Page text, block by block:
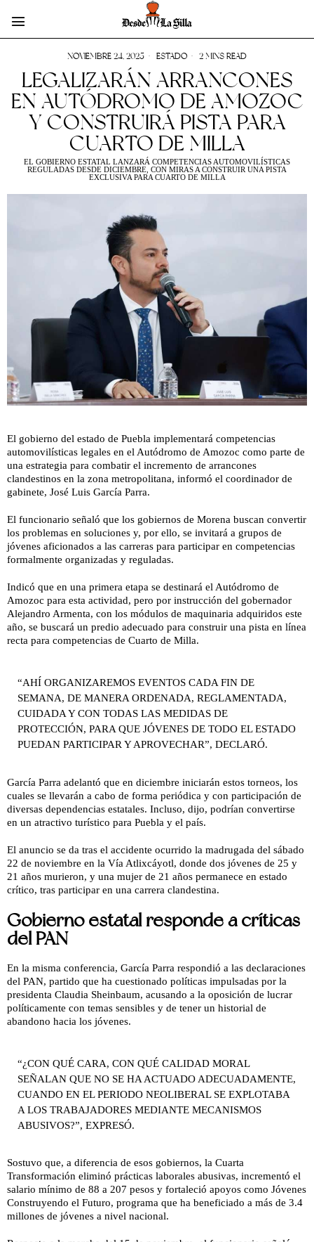
NOVIEMBRE 24, 2025 ESTADO 2 MINS READ
LEGALIZARÁN ARRANCONES
EN AUTÓDROMO DE AMOZOC
Y CONSTRUIRÁ PISTA PARA
CUARTO DE MILLA
EL GOBIERNO ESTATAL LANZARÁ COMPETENCIAS AUTOMOVILÍSTICAS
REGULADAS DESDE DICIEMBRE, CON MIRAS A CONSTRUIR UNA PISTA
EXCLUSIVA PARA CUARTO DE MILLA
El gobierno del estado de Puebla implementará competencias
automovilísticas legales en el Autódromo de Amozoc como parte de
una estrategia para combatir el incremento de arrancones
clandestinos en la zona metropolitana, informó el coordinador de
gabinete, José Luis García Parra.
El funcionario señaló que los gobiernos de Morena buscan convertir
los problemas en soluciones y, por ello, se invitará a grupos de
jóvenes aficionados a las carreras para participar en competencias
formalmente organizadas y reguladas.
Indicó que en una primera etapa se destinará el Autódromo de
Amozoc para esta actividad, pero por instrucción del gobernador
Alejandro Armenta, con los módulos de maquinaria adquiridos este
año, se buscará un predio adecuado para construir una pista en línea
recta para competencias de Cuarto de Milla.
“AHÍ ORGANIZAREMOS EVENTOS CADA FIN DE
SEMANA, DE MANERA ORDENADA, REGLAMENTADA,
CUIDADA Y CON TODAS LAS MEDIDAS DE
PROTECCIÓN, PARA QUE JÓVENES DE TODO EL ESTADO
PUEDAN PARTICIPAR Y APROVECHAR”, DECLARÓ.
García Parra adelantó que en diciembre iniciarán estos torneos, los
cuales se llevarán a cabo de forma periódica y con participación de
diversas dependencias estatales. Incluso, dijo, podrían convertirse
en un atractivo turístico para Puebla y el país.
El anuncio se da tras el accidente ocurrido la madrugada del sábado
22 de noviembre en la Vía Atlixcáyotl, donde dos jóvenes de 25 y
21 años murieron, y una mujer de 21 años permanece en estado
crítico, tras participar en una carrera clandestina.
Gobierno estatal responde a críticas
del PAN
En la misma conferencia, García Parra respondió a las declaraciones
del PAN, partido que ha cuestionado políticas impulsadas por la
presidenta Claudia Sheinbaum, acusando a la oposición de lucrar
políticamente con temas sensibles y de tener un historial de
abandono hacia los jóvenes.
“¿CON QUÉ CARA, CON QUÉ CALIDAD MORAL
SEÑALAN QUE NO SE HA ACTUADO ADECUADAMENTE,
CUANDO EN EL PERIODO NEOLIBERAL SE EXPLOTABA
A LOS TRABAJADORES MEDIANTE MECANISMOS
ABUSIVOS?”, EXPRESÓ.
Sostuvo que, a diferencia de esos gobiernos, la Cuarta
Transformación eliminó prácticas laborales abusivas, incrementó el
salario mínimo de 88 a 207 pesos y fortaleció apoyos como Jóvenes
Construyendo el Futuro, programa que ha beneficiado a más de 3.4
millones de jóvenes a nivel nacional.